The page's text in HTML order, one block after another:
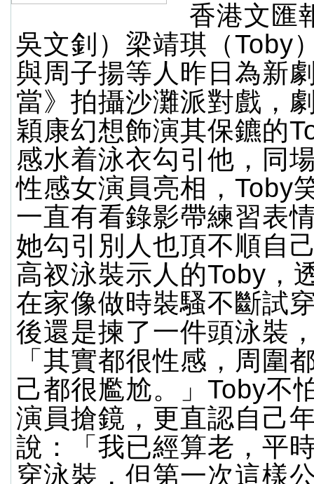
香港文匯
吳文釗）梁靖琪（Toby
與周子揚等人昨日為新
當》拍攝沙灘派對戲，
穎康幻想飾演其保鑣的
感水着泳衣勾引他，同
性感女演員亮相，Toby
一直有看錄影帶練習表
她勾引別人也頂不順自
高衩泳裝示人的Toby，
在家像做時裝騷不斷試
後還是揀了一件頭泳裝
「其實都很性感，周圍
己都很尷尬。」Toby不
演員搶鏡，更直認自己
說：「我已經算老，平
穿泳裝，但第一次這樣